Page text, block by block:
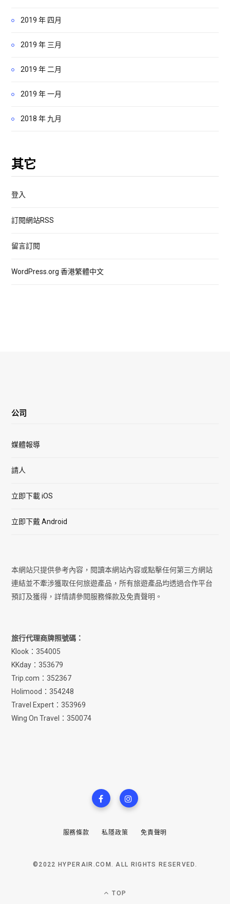
2019 年 四月
2019 年 三月
2019 年 二月
2019 年 一月
2018 年 九月
其它
登入
訂閱網站RSS
留言訂閱
WordPress.org 香港繁體中文
公司
媒體報導
請人
立即下載 iOS
立即下戴 Android
本網站只提供參考內容，閱讀本網站內容或點擊任何第三方網站
連結並不牽涉獲取任何旅遊產品，所有旅遊產品均透過合作平台
預訂及獲得，詳情請參閱服務條款及免責聲明。
旅行代理商牌照號碼：
Klook：354005
KKday：353679
Trip.com：352367
Holimood：354248
Travel Expert：353969
Wing On Travel：350074
服務條款 私隱政策 免責聲明
©2022 HYPERAIR.COM. ALL RIGHTS RESERVED.
TOP